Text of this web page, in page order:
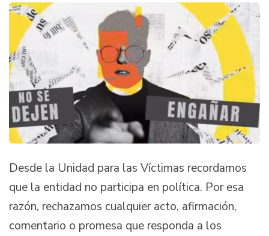
Desde la Unidad para las Víctimas recordamos
que la entidad no participa en política. Por esa
razón, rechazamos cualquier acto, afirmación,
comentario o promesa que responda a los